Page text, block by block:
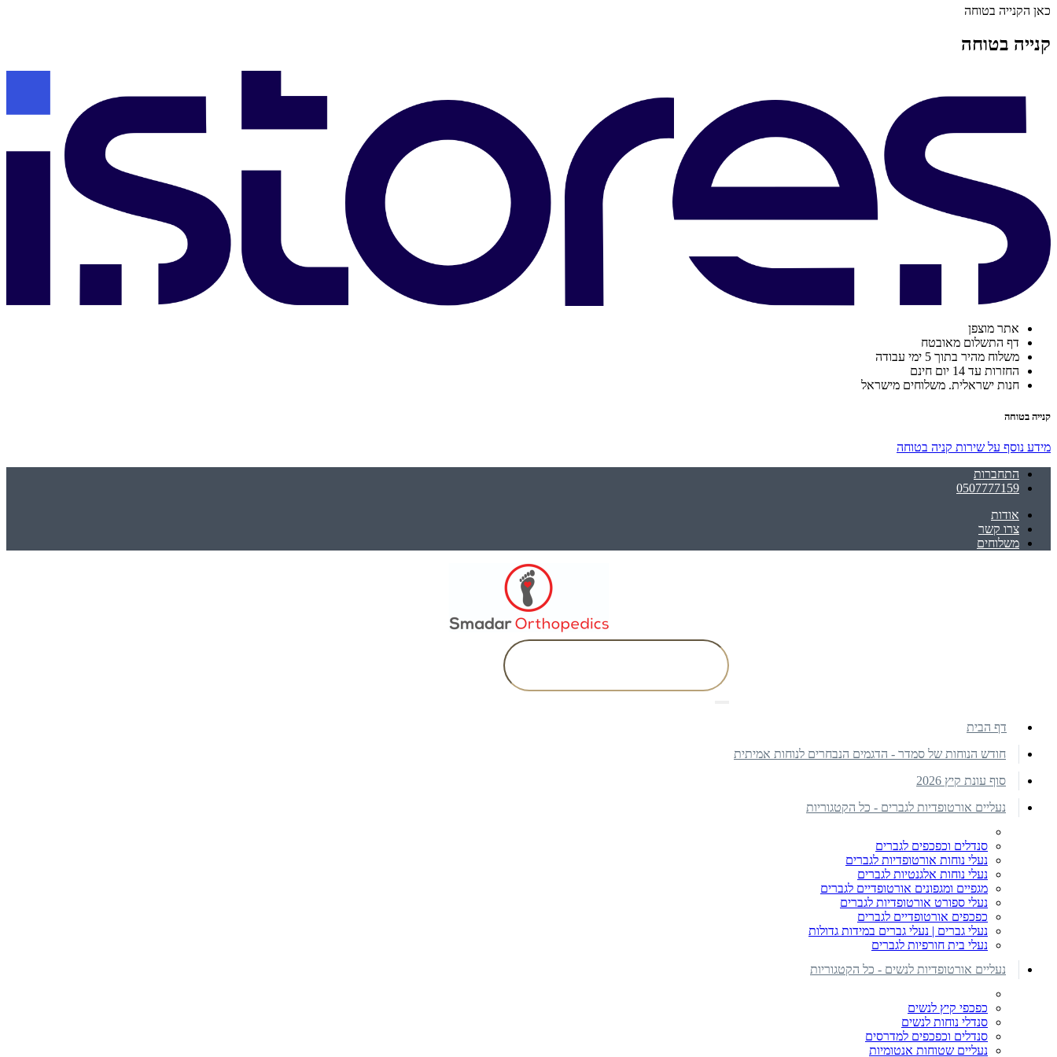
כאן הקנייה בטוחה
קנייה בטוחה
אתר מוצפן
דף התשלום מאובטח
משלוח מהיר בתוך 5 ימי עבודה
החזרות עד 14 יום חינם
חנות ישראלית. משלוחים מישראל
קנייה בטוחה
מידע נוסף על שירות קניה בטוחה
התחברות
0507777159
אודות
צרו קשר
משלוחים
דף הבית
חודש הנוחות של סמדר - הדגמים הנבחרים לנוחות אמיתית
סוף עונת קיץ 2026
נעליים אורטופדיות לגברים - כל הקטגוריות
סנדלים וכפכפים לגברים
נעלי נוחות אורטופדיות לגברים
נעלי נוחות אלגנטיות לגברים
מגפיים ומגפונים אורטופדיים לגברים
נעלי ספורט אורטופדיות לגברים
כפכפים אורטופדיים לגברים
נעלי גברים | נעלי גברים במידות גדולות
נעלי בית חורפיות לגברים
נעליים אורטופדיות לנשים - כל הקטגוריות
כפכפי קיץ לנשים
סנדלי נוחות לנשים
סנדלים וכפכפים למדרסים
נעליים שטוחות אנטומיות